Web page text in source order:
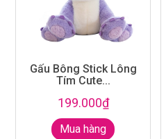
Gấu Bông Stick Lông
Tím Cute...
199.000₫
Mua hàng